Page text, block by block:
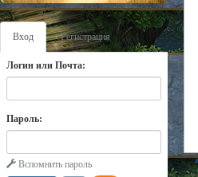
Вход Регистрация
Логин или Почта:
Пароль:
Вспомнить пароль